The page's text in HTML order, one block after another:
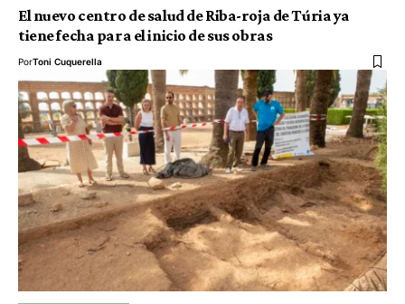
El nuevo centro de salud de Riba-roja de Túria ya
tiene fecha para el inicio de sus obras
PorToni Cuquerella